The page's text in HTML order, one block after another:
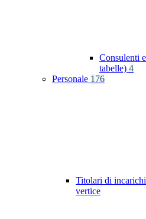
Consulenti
tabelle) 4
Personale 176
Titolari di
vertice